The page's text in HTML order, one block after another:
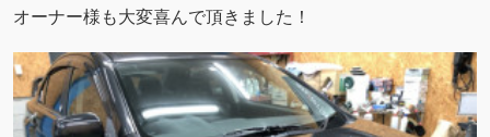
オーナー様も大変喜んで頂きました！